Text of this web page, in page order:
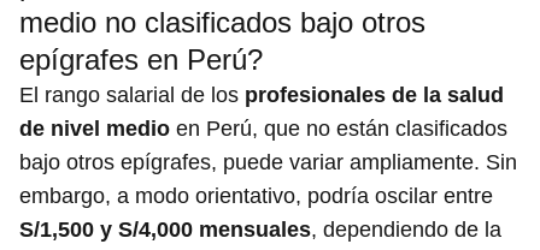
medio no clasificados bajo otros
epígrafes en Perú?
El rango salarial de los profesionales de la salud
de nivel medio en Perú, que no están clasificados
bajo otros epígrafes, puede variar ampliamente. Sin
embargo, a modo orientativo, podría oscilar entre
S/1,500 y S/4,000 mensuales, dependiendo de la